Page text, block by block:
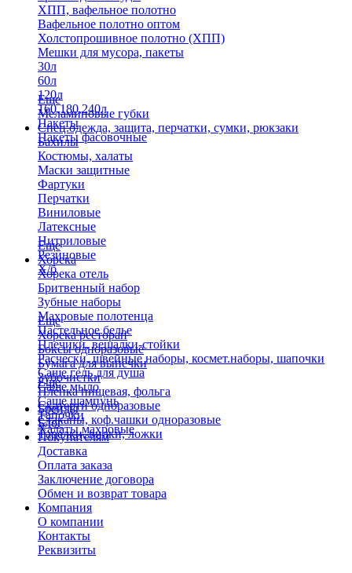
ХПП, вафельное полотно
Вафельное полотно оптом
Холстопрошивное полотно (ХПП)
Мешки для мусора, пакеты
30л
60л
120л
160,180,240л
Пакеты
Пакеты фасовочные
Еще
Меламиновые губки
Спец.одежда, защита, перчатки, сумки, рюкзаки
Бахилы
Костюмы, халаты
Маски защитные
Фартуки
Перчатки
Виниловые
Латексные
Нитриловые
Резиновые
Х/б
Еще
Хорека
Хорека отель
Бритвенный набор
Зубные наборы
Махровые полотенца
Пастельное белье
Плечики, вешалки-стойки
Расчески, швейные наборы, космет.наборы, шапочки
Саше гель для душа
Саше мыло
Саше шампунь
Тапочки
Халаты махровые
Еще
Хорека ресторан
Боксы одноразовые
Бумага для выпечки
Зубочистки
Пленка пищевая, фольга
Скатерти одноразовые
Стаканы, коф.чашки одноразовые
Тарелки, вилки, ложки
Еще
Бренды
Блог
Покупателям
Доставка
Оплата заказа
Заключение договора
Обмен и возврат товара
Компания
О компании
Контакты
Реквизиты